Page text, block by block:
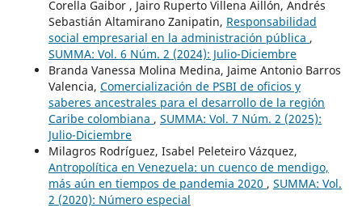
Corella Gaibor , Jairo Ruperto Villena Aillón, Andrés
Sebastián Altamirano Zanipatin, Responsabilidad
social empresarial en la administración pública ,
SUMMA: Vol. 6 Núm. 2 (2024): Julio-Diciembre
Branda Vanessa Molina Medina, Jaime Antonio Barros
Valencia, Comercialización de PSBI de oficios y
saberes ancestrales para el desarrollo de la región
Caribe colombiana , SUMMA: Vol. 7 Núm. 2 (2025):
Julio-Diciembre
Milagros Rodríguez, Isabel Peleteiro Vázquez,
Antropolítica en Venezuela: un cuenco de mendigo,
más aún en tiempos de pandemia 2020 , SUMMA: Vol.
2 (2020): Número especial